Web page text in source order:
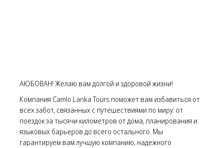
АЮБОВАН! Желаю вам долгой и здоровой жизни!
Компания Camlo Lanka Tours поможет вам избавиться от
всех забот, связанных с путешествиями по миру: от
поездок за тысячи километров от дома, планирования и
языковых барьеров до всего остального. Мы
гарантируем вам лучшую компанию; надежного